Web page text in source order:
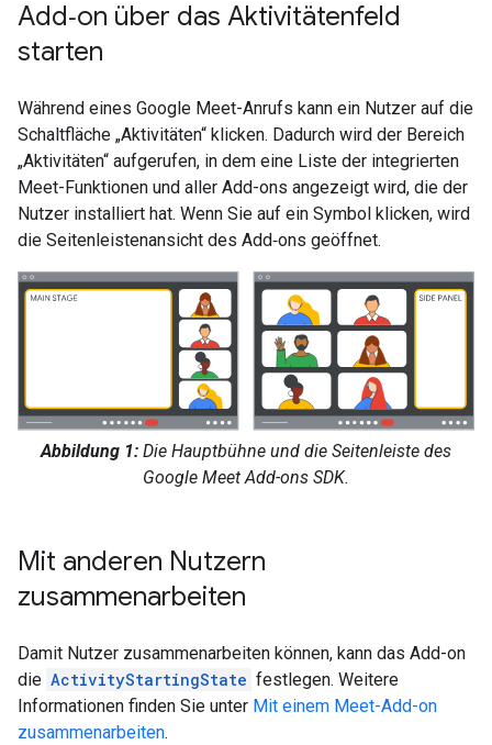
Add‑on über das Aktivitätenfeld
starten
Während eines Google Meet-Anrufs kann ein Nutzer auf die
Schaltfläche „Aktivitäten“ klicken. Dadurch wird der Bereich
„Aktivitäten“ aufgerufen, in dem eine Liste der integrierten
Meet-Funktionen und aller Add-ons angezeigt wird, die der
Nutzer installiert hat. Wenn Sie auf ein Symbol klicken, wird
die Seitenleistenansicht des Add‑ons geöffnet.
Abbildung 1: Die Hauptbühne und die Seitenleiste des
Google Meet Add-ons SDK.
Mit anderen Nutzern
zusammenarbeiten
Damit Nutzer zusammenarbeiten können, kann das Add-on
die ActivityStartingState festlegen. Weitere
Informationen finden Sie unter Mit einem Meet-Add-on
zusammenarbeiten.